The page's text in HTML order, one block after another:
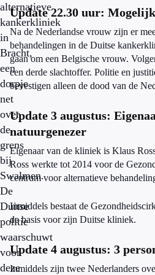
alternatieve
kankerkliniek
in
Bracht,
een
dorpje
net
over
de
grens
bij
Swalmen.
De
Duitse
politie
waarschuwt
voor
deze
Update 22.30 uur:
Na de Nederlandse vrouw zijn er
behandelingen in de Duitse
gaan om een Belgische vrouw.
een derde slachtoffer. Politie en
bevestigen alleen de dood van de
Update 3 augustus:
natuurgenezer
Eigenaar van de kliniek is Klaus
Ross werkte tot 2014 voor de
centrum voor alternatieve
Inmiddels bestaat de
de basis voor zijn Duitse kliniek.
Update 4 augustus: 3
Inmiddels zijn twee Nederlanders